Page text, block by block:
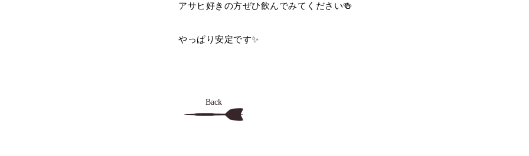
アサヒ好きの方ぜひ飲んでみてください🍻
やっぱり安定です✨️
Back